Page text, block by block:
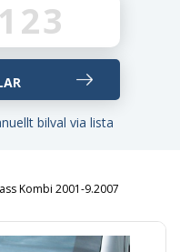
bilval via lista
Kombi 2001-9.2007